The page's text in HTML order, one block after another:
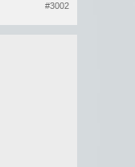
#3002